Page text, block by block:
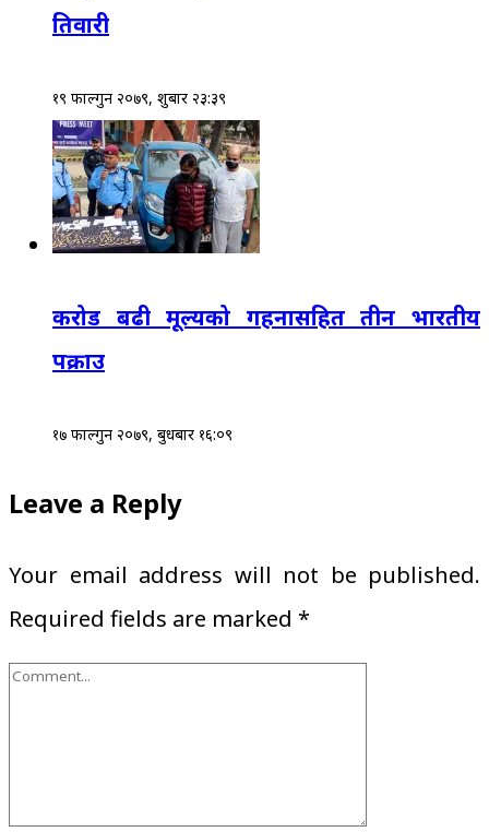
तिवारी
१९ फाल्गुन २०७९, शुक्रबार २३:३९
करोड बढी मूल्यको गहनासहित तीन भारतीय
पक्राउ
१७ फाल्गुन २०७९, बुधबार १६:०९
Leave a Reply
Your email address will not be published.
Required fields are marked *